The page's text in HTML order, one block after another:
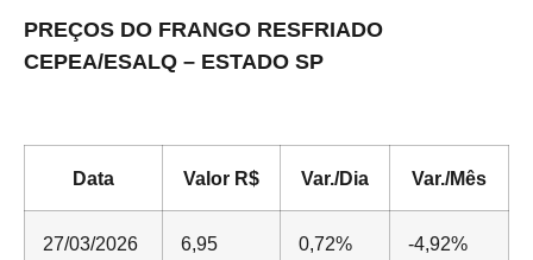
PREÇOS DO FRANGO RESFRIADO
CEPEA/ESALQ – ESTADO SP
Data Valor R$ Var./Dia Var./Mês
27/03/2026 6,95 0,72% -4,92%